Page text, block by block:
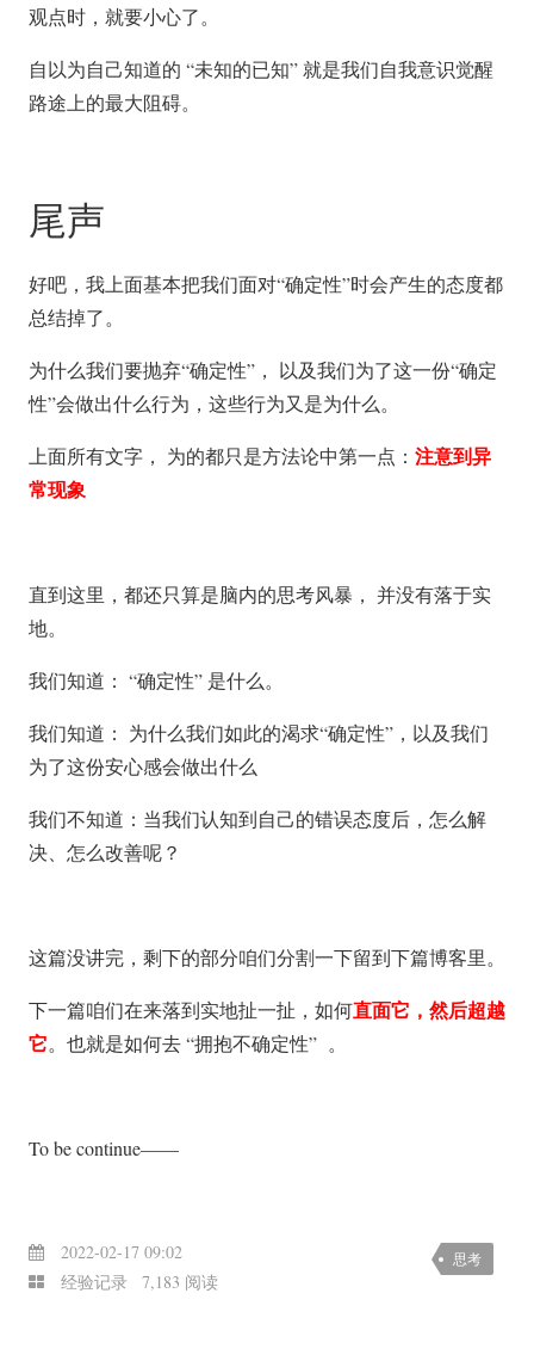
观点时，就要小心了。
自以为自己知道的 “未知的已知” 就是我们自我意识觉醒
路途上的最大阻碍。
尾声
好吧，我上面基本把我们面对“确定性”时会产生的态度都
总结掉了。
为什么我们要抛弃“确定性”， 以及我们为了这一份“确定
性”会做出什么行为，这些行为又是为什么。
上面所有文字， 为的都只是方法论中第一点： 注意到异
常现象
直到这里，都还只算是脑内的思考风暴， 并没有落于实
地。
我们知道： “确定性” 是什么。
我们知道： 为什么我们如此的渴求“确定性”，以及我们
为了这份安心感会做出什么
我们不知道：当我们认知到自己的错误态度后，怎么解
决、怎么改善呢？
这篇没讲完，剩下的部分咱们分割一下留到下篇博客里。
下一篇咱们在来落到实地扯一扯，如何直面它，然后超越
它。也就是如何去 “拥抱不确定性” 。
To be continue——
2022-02-17 09:02
经验记录
7,183 阅读
思考